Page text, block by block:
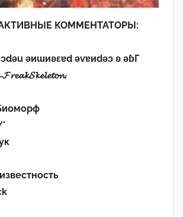
КОММЕНТАТОРЫ:
ǝиɯиʚεɐd ǝvɐиdǝɔ ʚ ǝɓГ